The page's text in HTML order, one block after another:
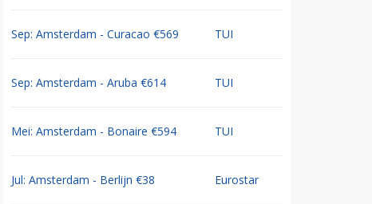
Sep: Amsterdam - Curacao €569 TUI
Sep: Amsterdam - Aruba €614 TUI
Mei: Amsterdam - Bonaire €594 TUI
Jul: Amsterdam - Berlijn €38 Eurostar